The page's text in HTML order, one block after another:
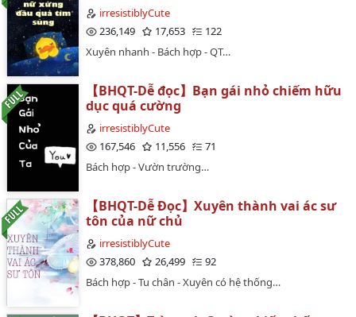
irresistiblyCute
236,149
17,653
122
Xuyên nhanh - Bách hợp - QT…
【BHQT-Dễ đọc】Bạn gái nhỏ chiếm hữu
dục quá cường
irresistiblyCute
167,546
11,556
71
Bách hợp - Vườn trường…
【BHQT-Dễ Đọc】Xuyên thành vai ác sư
tôn của nữ chủ
irresistiblyCute
378,860
26,499
92
Bách hợp - Tu chân - Xuyên có hệ thống…